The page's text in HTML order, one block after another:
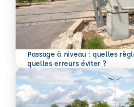
Passage à niveau : quelles
quelles erreurs éviter ?
En savoir plus